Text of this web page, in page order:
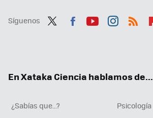
Síguenos
En Xataka Ciencia hablamos de...
¿Sabías que...?
Psicología